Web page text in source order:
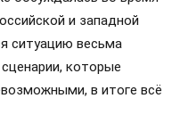
и западной
ситуацию весьма
которые
в итоге всё